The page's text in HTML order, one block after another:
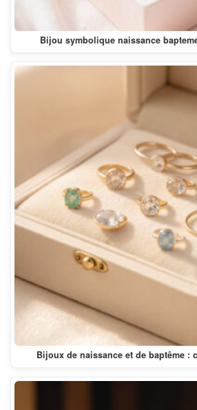
Bijou symbolique naissance
Bijoux de naissance et de baptême